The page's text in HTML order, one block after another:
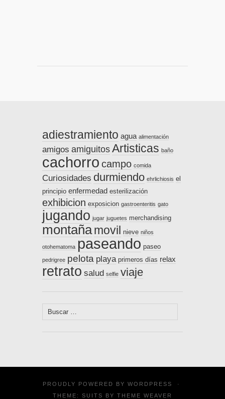
adiestramiento agua alimentación
amigos amiguitos Artisticas baño
cachorro campo comida
Curiosidades durmiendo ehrlichiosis el
principio enfermedad esterilización
exhibicion exposicion gastroenteritis gato
jugando jugar juguetes merchandising
montañamovil nieve niños
otohematoma paseando paseo
pedrigree pelota playa primeros días relax
retrato salud selfie viaje
Buscar:
PROUDLY POWERED BY WORDPRESS
·
THEME: SUITS BY THEME WEAVER